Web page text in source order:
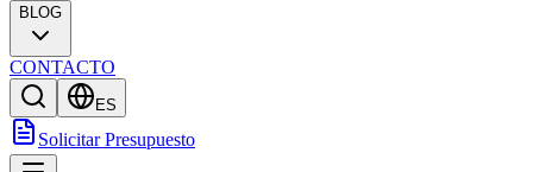
BLOG
CONTACTO
ES
Solicitar Presupuesto